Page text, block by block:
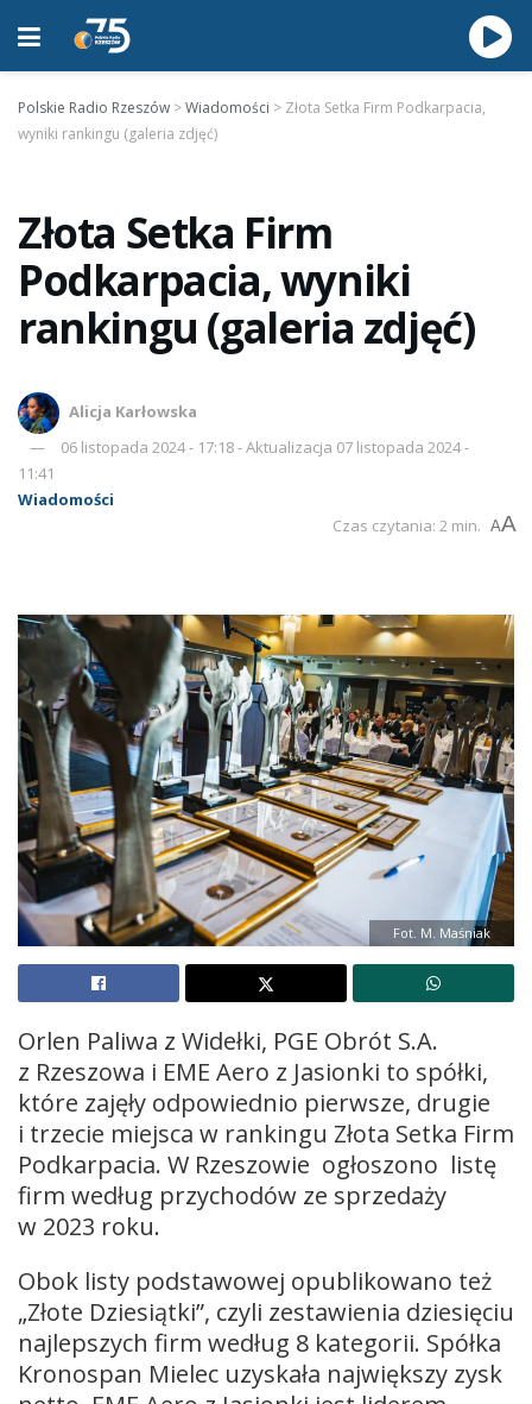
Polskie Radio Rzeszów >Wiadomości > Złota Setka Firm Podkarpacia,
wyniki rankingu (galeria zdjęć)
Złota Setka Firm
Podkarpacia, wyniki
rankingu (galeria zdjęć)
Alicja Karłowska
06 listopada 2024 - 17:18 - Aktualizacja 07 listopada 2024 -
11:41
Wiadomości
Czas czytania: 2 min. AA
Fot. M. Maśniak
Orlen Paliwa z Widełki, PGE Obrót S.A.
z Rzeszowa i EME Aero z Jasionki to spółki,
które zajęły odpowiednio pierwsze, drugie
i trzecie miejsca w rankingu Złota Setka Firm
Podkarpacia. W Rzeszowie ogłoszono listę
firm według przychodów ze sprzedaży
w 2023 roku.
Obok listy podstawowej opublikowano też
„Złote Dziesiątki”, czyli zestawienia dziesięciu
najlepszych firm według 8 kategorii. Spółka
Kronospan Mielec uzyskała największy zysk